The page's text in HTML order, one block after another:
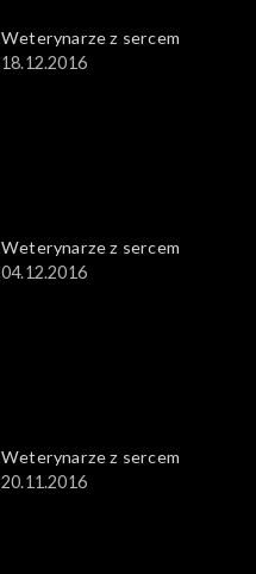
Weterynarze z sercem
18.12.2016
Weterynarze z sercem
04.12.2016
Weterynarze z sercem
20.11.2016